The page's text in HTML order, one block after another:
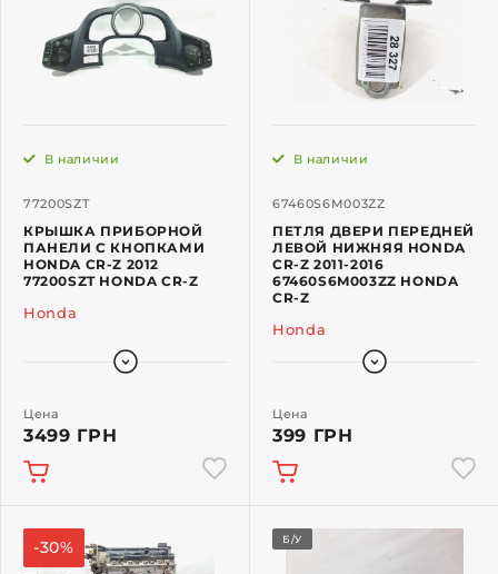
77200SZT
В наличии
КРЫШКА ПРИБОРНОЙ
ПАНЕЛИ С КНОПКАМИ
HONDA CR-Z 2012
77200SZT HONDA CR-Z
Honda
Цена
3499 ГРН
67460S6M003ZZ
В наличии
ПЕТЛЯ ДВЕРИ ПЕРЕДНЕЙ
ЛЕВОЙ НИЖНЯЯ HONDA
CR-Z 2011-2016
67460S6M003ZZ HONDA
CR-Z
Honda
Цена
399 ГРН
-30% Б/У